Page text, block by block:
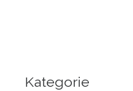
Kategorie